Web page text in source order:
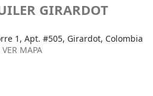
GIRARDOT
1, Apt. #505, Girardot, Colombia
VER MAPA